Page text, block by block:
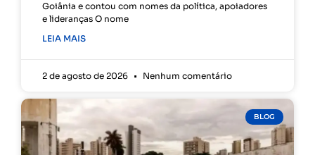
Goiânia e contou com nomes da política, apoiadores
e lideranças O nome
LEIA MAIS
2 de agosto de 2026 Nenhum comentário
BLOG